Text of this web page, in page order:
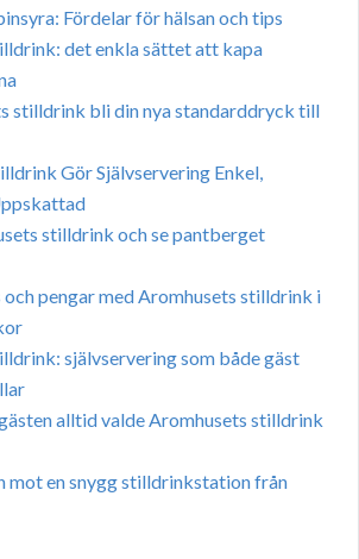
Fördelar för hälsan och tips
det enkla sättet att kapa
stilldrink bli din nya standarddryck till
Gör Självservering Enkel,
stilldrink och se pantberget
och pengar med Aromhusets stilldrink i
självservering som både gäst
alltid valde Aromhusets stilldrink
mot en snygg stilldrinkstation från